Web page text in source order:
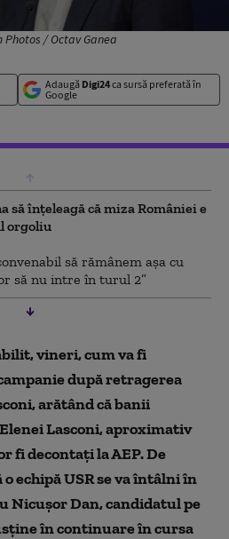
/ Octav Ganea
Adaugă Digi24ca sursă preferată în
Google
să înţeleagă că miza României e
orgoliu
să rămânem așa cu
să nu intre în turul 2”
vineri, cum va fi
după retragerea
arătând că banii
Lasconi, aproximativ
fi decontaţi la AEP. De
o echipă USR se va întâlni în
Nicuşor Dan, candidatul pe
în continuare în cursa